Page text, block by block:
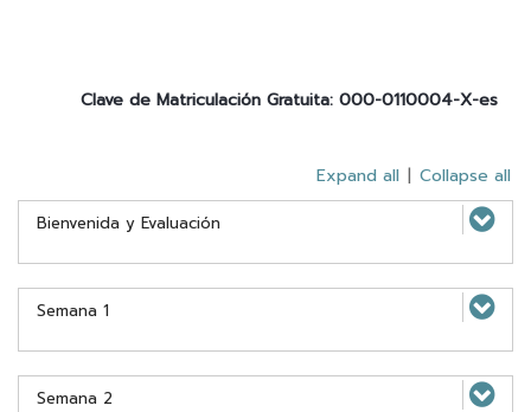
Clave de Matriculación Gratuita: 000-0110004-X-es
Expand all | Collapse all
Bienvenida y Evaluación
Semana 1
Semana 2